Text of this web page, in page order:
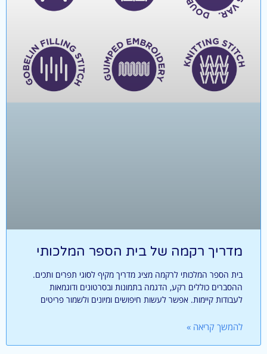
מדריך רקמה של בית הספר המלכותי
בית הספר המלכותי לרקמה מציג מדריך מקיף לסוגי תפרים ותכים.
ההסברים כוללים רקע, הדגמה בתמונות ובסרטונים ודוגמאות
לעבודות קיימות. אפשר לעשות חיפושים ומיונים ולשמור פריטים
להמשך קריאה »